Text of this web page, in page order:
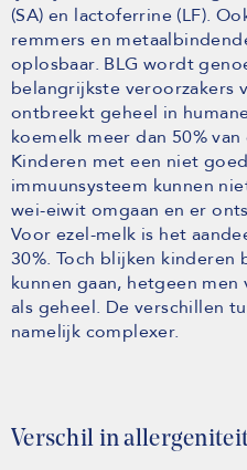
(SA) en lactoferrine (LF).
remmers en
oplosbaar. BLG wordt
belangrijkste veroorzakers
ontbreekt geheel in
koemelk meer dan 50%
Kinderen met een niet
immuunsysteem kunnen
wei-eiwit omgaan en er
Voor ezel-melk is het
30%. Toch blijken
kunnen gaan, hetgeen
als geheel. De verschillen
namelijk complexer.
Verschil in